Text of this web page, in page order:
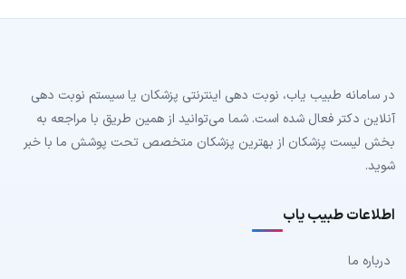
در سامانه طبیب‌ یاب، نوبت دهی اینترنتی پزشکان یا سیستم نوبت دهی
آنلاین دکتر فعال شده است. شما می‌توانید از همین طریق با مراجعه به
بخش لیست پزشکان از بهترین پزشکان متخصص تحت پوشش ما با خبر
شوید.
اطلاعات طبیب یاب
درباره ما